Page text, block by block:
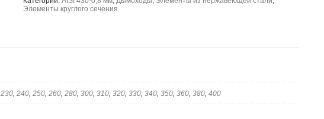
Элементы круглого сечения
230, 240, 250, 260, 280, 300, 310, 320, 330, 340, 350, 360, 380, 400